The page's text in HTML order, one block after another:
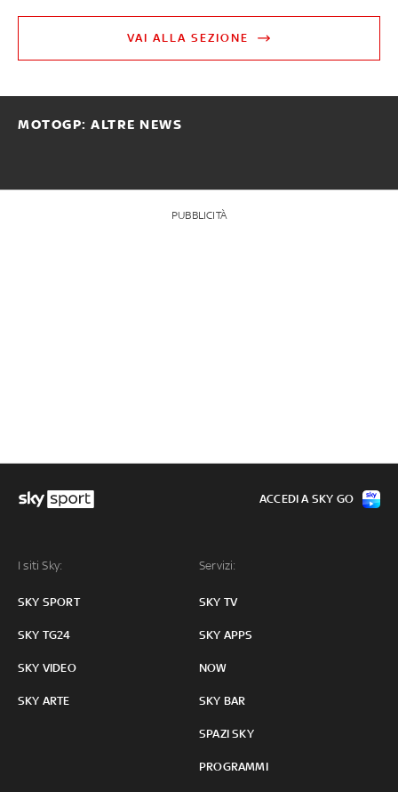
VAI ALLA SEZIONE
MOTOGP: ALTRE NEWS
PUBBLICITÀ
I siti Sky:
SKY SPORT
SKY TG24
SKY VIDEO
SKY ARTE
Servizi:
SKY TV
SKY APPS
NOW
SKY BAR
SPAZI SKY
PROGRAMMI
ACCEDI A SKY GO